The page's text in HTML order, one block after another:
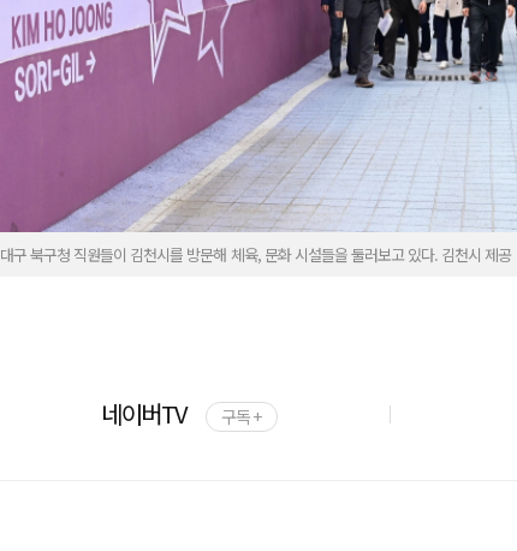
대구 북구청 직원들이 김천시를 방문해 체육, 문화 시설들을 둘러보고 있다. 김천시 제공
네이버TV 구독 +